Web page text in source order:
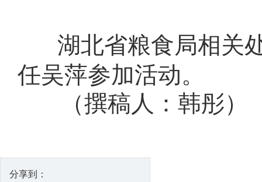
湖北省粮食局相关
任吴萍参加活动。
（撰稿人：韩彤）
分享到：